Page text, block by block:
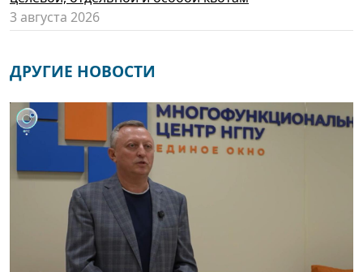
3 августа 2026
ДРУГИЕ НОВОСТИ